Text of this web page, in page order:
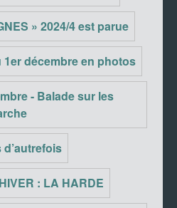
» 2024/4 est parue
décembre en photos
- Balade sur les
: LA HARDE